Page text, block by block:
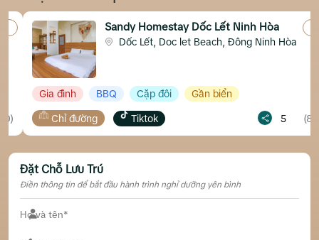
Sandy Homestay Dốc Lết Ninh Hòa
Dốc Lết, Doc let Beach, Đông Ninh Hòa
Gia đình BBQ Cặp đôi Gần biển
Chỉ đường Tiktok 5
Đặt Chỗ Lưu Trú
Điền thông tin để bắt đầu hành trình nghỉ dưỡng yên bình